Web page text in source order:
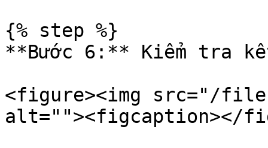
{% step %}
**Bước 6:** Kiểm tra
<figure><img src="/files/
alt=""><figcaption></